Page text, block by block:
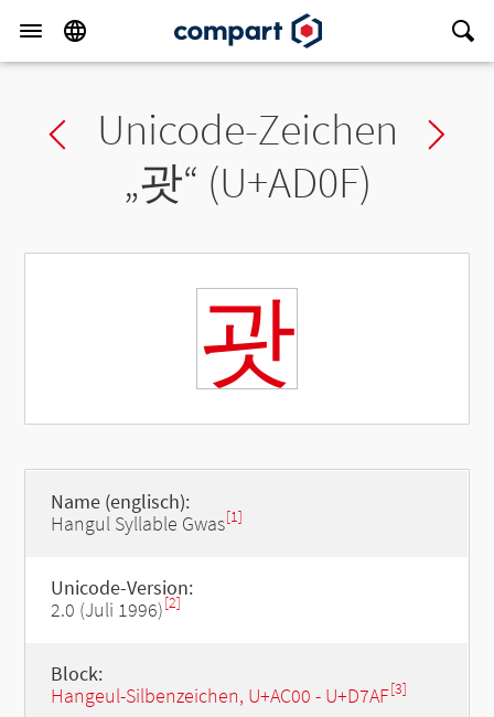
Previous char
Unicode-Zeichen
„괏“ (U+AD0F)
괏
Name (englisch):
Hangul Syllable Gwas[1]
Unicode-Version:
2.0 (Juli 1996)[2]
Block:
Hangeul-Silbenzeichen, U+AC00 - U+D7AF[3]